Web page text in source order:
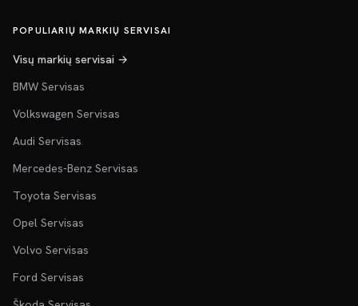
POPULIARIŲ MARKIŲ SERVISAI
Visų markių servisai →
BMW Servisas
Volkswagen Servisas
Audi Servisas
Mercedes-Benz Servisas
Toyota Servisas
Opel Servisas
Volvo Servisas
Ford Servisas